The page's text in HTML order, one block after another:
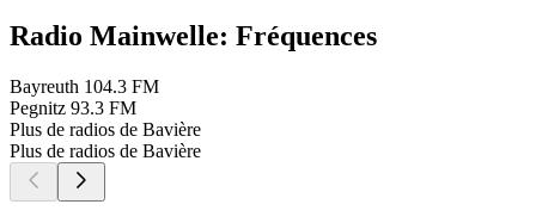
Radio Mainwelle: Fréquences
Bayreuth 104.3 FM
Pegnitz 93.3 FM
Plus de radios de Bavière
Plus de radios de Bavière